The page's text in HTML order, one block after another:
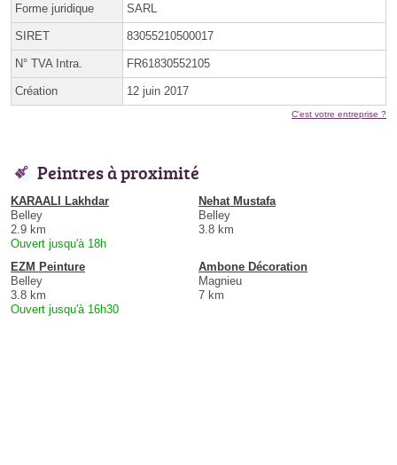
Forme juridique SARL
SIRET 83055210500017
N° TVA Intra. FR61830552105
Création 12 juin 2017
C'est votre entreprise ?
Peintres à proximité
KARAALI Lakhdar
Belley
2.9 km
Ouvert jusqu'à 18h
Nehat Mustafa
Belley
3.8 km
EZM Peinture
Belley
3.8 km
Ouvert jusqu'à 16h30
Ambone Décoration
Magnieu
7 km